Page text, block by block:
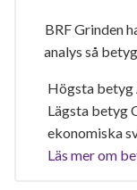
BRF Grinden
analys så
Högsta betyg
Lägsta betyg
ekonomiska
Läs mer om